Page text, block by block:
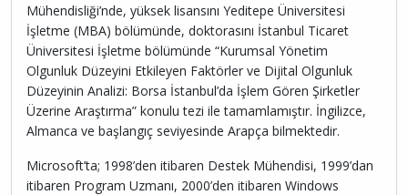
Mühendisliği’nde, yüksek lisansını Yeditepe Üniversitesi
İşletme (MBA) bölümünde, doktorasını İstanbul Ticaret
Üniversitesi İşletme bölümünde “Kurumsal Yönetim
Olgunluk Düzeyini Etkileyen Faktörler ve Dijital Olgunluk
Düzeyinin Analizi: Borsa İstanbul’da İşlem Gören Şirketler
Üzerine Araştırma” konulu tezi ile tamamlamıştır. İngilizce,
Almanca ve başlangıç seviyesinde Arapça bilmektedir.
Microsoft’ta; 1998’den itibaren Destek Mühendisi, 1999’dan
itibaren Program Uzmanı, 2000’den itibaren Windows